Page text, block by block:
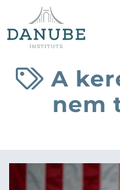
A
nem